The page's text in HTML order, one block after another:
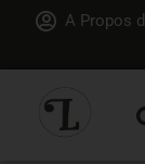
A Propos